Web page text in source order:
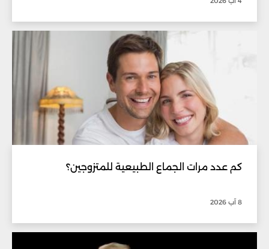
كم عدد مرات الجماع الطبيعية للمتزوجين؟
8 آب 2026